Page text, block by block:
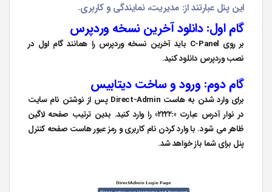
این پنل عبارتند از: مدیریت، نمایندگی و کاربری.
گام اول: دانلود آخرین نسخه وردپرس
بر روی C-Panel باید آخرین نسخه وردپرس را همانند گام اول در
نصب وردپرس دانلود کنید.
گام دوم: ورود و ساخت دیتابیس
برای وارد شدن به هاست Direct-Admin پس از نوشتن نام سایت
در نوار آدرس عبارت «:۲۲۲۲» را وارد کنید. بدین ترتیب صفحه لاگین
ظاهر می شود. با وارد کردن نام کاربری و رمز عبور هاست صفحه کنترل
پنل برای شما باز خواهد شد.